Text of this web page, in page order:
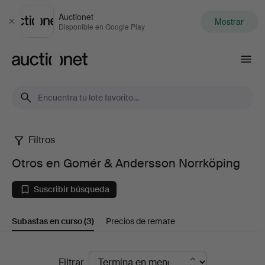
Cerrar
Auctionet
Disponible en Google Play Mostrar
Otros
en
Gomér
&
Filtros
Otros en Gomér & Andersson Norrköping
Suscribir búsqueda
Subastas en curso(3) Precios de remate
SubastasFiltrar